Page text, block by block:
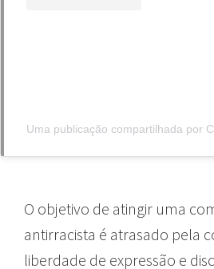
O objetivo de atingir uma
antirracista é atrasado pela
liberdade de expressão e